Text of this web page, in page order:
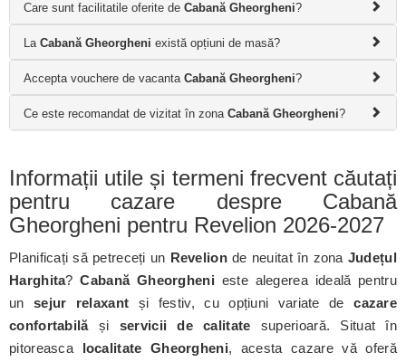
Care sunt facilitatile oferite de Cabană Gheorgheni?
La Cabană Gheorgheni există opțiuni de masă?
Accepta vouchere de vacanta Cabană Gheorgheni?
Ce este recomandat de vizitat în zona Cabană Gheorgheni?
Informații utile și termeni frecvent căutați
pentru cazare despre Cabană
Gheorgheni pentru Revelion 2026-2027
Planificați să petreceți un Revelionde neuitat în zona Județul
Harghita?Cabană Gheorgheni este alegerea ideală pentru
un sejur relaxant și festiv, cu opțiuni variate decazare
confortabilăși servicii de calitate superioară. Situat în
pitoreasca localitate Gheorgheni, acesta cazare vă oferă